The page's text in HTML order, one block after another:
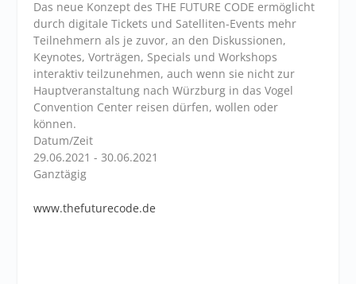
Das neue Konzept des THE FUTURE CODE ermöglicht
durch digitale Tickets und Satelliten-Events mehr
Teilnehmern als je zuvor, an den Diskussionen,
Keynotes, Vorträgen, Specials und Workshops
interaktiv teilzunehmen, auch wenn sie nicht zur
Hauptveranstaltung nach Würzburg in das Vogel
Convention Center reisen dürfen, wollen oder
können.
Datum/Zeit
29.06.2021 - 30.06.2021
Ganztägig
www.thefuturecode.de